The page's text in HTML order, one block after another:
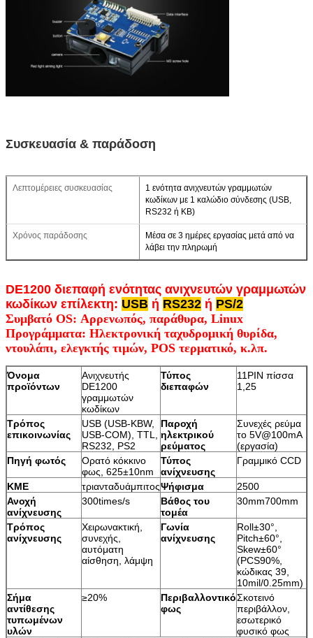
Συσκευασία & παράδοση
Λεπτομέρειες συσκευασίας
1 ενότητα ανιχνευτών γραμμωτών
κωδίκων με 1 καλώδιο σύνδεσης (USB,
RS232 ή KB)
Χρόνος παράδοσης
Μέσα σε 3 ημέρες εργασίας μετά από να
λάβει την πληρωμή
DE1200 διεπαφή ενότητας ανιχνευτών γραμμωτών
κωδίκων επίλεκτη: USB ή RS232 ή PS/2
Συμβατό OS: Αρρενωπός, παράθυρα, Linux
Προγράμματα: Ηλεκτρονική ταχυδρομική θυρίδα,
ντουλάπι, ελεγκτής τιμών, POS τερματικό, κ.λπ.
Όνομα
προϊόντων
Ανιχνευτής
DE1200
γραμμωτών
κωδίκων
Τύπος
διεπαφών
11PIN πίσσα
1,25
Τρόπος
επικοινωνίας
USB (USB-KBW,
USB-COM), TTL,
RS232, PS2
Παροχή
ηλεκτρικού
ρεύματος
Συνεχές ρεύμα
το 5V@100mA
(εργασία)
Πηγή φωτός
Ορατό κόκκινο
φως, 625±10nm
Τύπος
ανίχνευσης
Γραμμικό CCD
ΚΜΕ τριανταδυάμπιτοςΨήφισμα
2500
Ανοχή
ανίχνευσης
300times/s
Βάθος του
τομέα
30mm700mm
Τρόπος
ανίχνευσης
Χειρωνακτική,
συνεχής,
αυτόματη
αίσθηση, λάμψη
Γωνία
ανίχνευσης
Roll±30°,
Pitch±60°,
Skew±60°
(PCS90%,
κώδικας 39,
10mil/0.25mm)
Σήμα
αντίθεσης
τυπωμένων
υλών
≥20%
Περιβαλλοντικό
φως
Σκοτεινό
περιβάλλον,
εσωτερικό
φυσικό φως